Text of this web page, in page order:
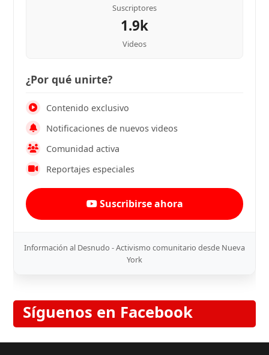
Suscriptores
1.9k
Videos
¿Por qué unirte?
Contenido exclusivo
Notificaciones de nuevos videos
Comunidad activa
Reportajes especiales
Suscribirse ahora
Información al Desnudo - Activismo comunitario desde Nueva
York
Síguenos en Facebook